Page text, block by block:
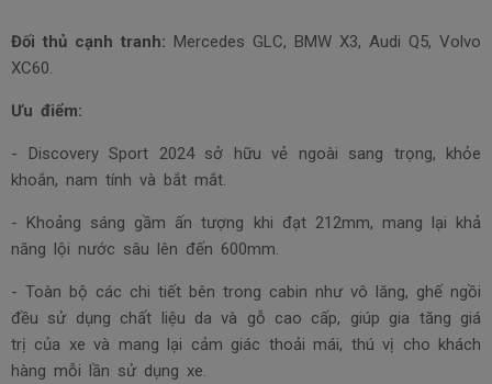
Đối thủ cạnh tranh: Mercedes GLC, BMW X3, Audi Q5, Volvo
XC60.
Ưu điểm:
- Discovery Sport 2024 sở hữu vẻ ngoài sang trọng, khỏe
khoắn, nam tính và bắt mắt.
- Khoảng sáng gầm ấn tượng khi đạt 212mm, mang lại khả
năng lội nước sâu lên đến 600mm.
- Toàn bộ các chi tiết bên trong cabin như vô lăng, ghế ngồi
đều sử dụng chất liệu da và gỗ cao cấp, giúp gia tăng giá
trị của xe và mang lại cảm giác thoải mái, thú vị cho khách
hàng mỗi lần sử dụng xe.